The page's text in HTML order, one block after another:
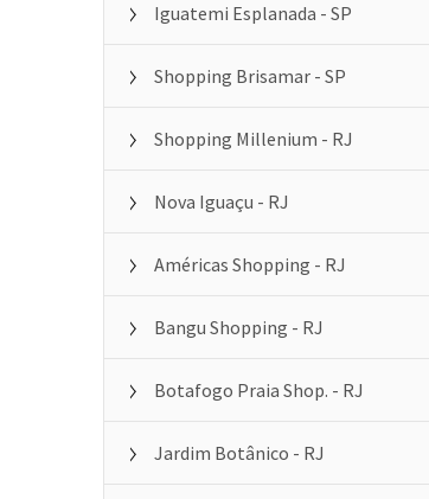
Iguatemi Esplanada - SP
Shopping Brisamar - SP
Shopping Millenium - RJ
Nova Iguaçu - RJ
Américas Shopping - RJ
Bangu Shopping - RJ
Botafogo Praia Shop. - RJ
Jardim Botânico - RJ